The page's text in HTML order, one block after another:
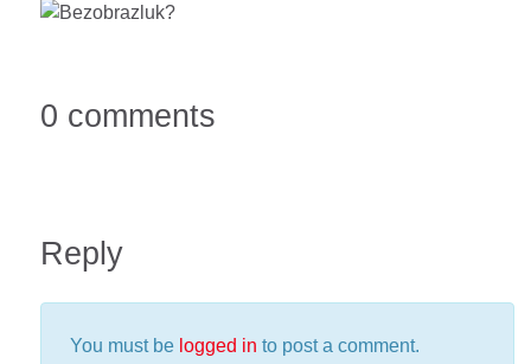
0 comments
Reply
You must be logged in to post a comment.